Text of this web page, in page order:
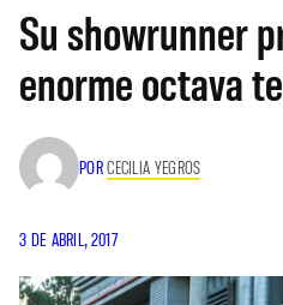
Su showrunner
enorme octava
PORCECILIA YEGROS
3 DE ABRIL, 2017